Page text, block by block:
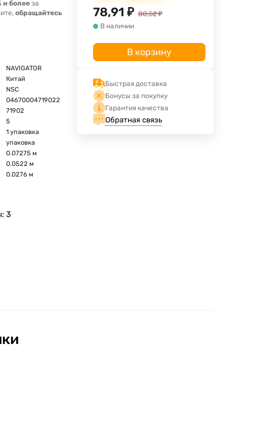
и болееза
обращайтесь
NAVIGATOR
Китай
NSC
04670004719022
71902
5
1 упаковка
упаковка
0.07275 м
0.0522 м
0.0276 м
3
78,91 ₽ 80,52₽
В наличии
В корзину
Быстрая доставка
Бонусы за покупку
Гарантия качества
Обратная связь